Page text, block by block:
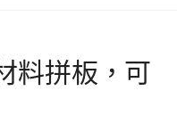
料拼板，可